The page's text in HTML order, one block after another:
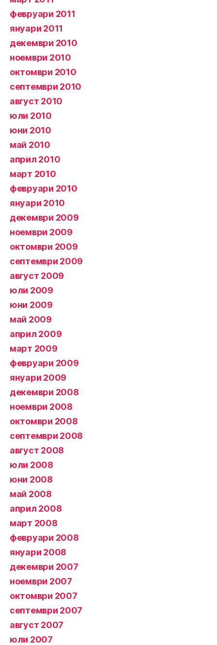
февруари 2011
януари 2011
декември 2010
ноември 2010
октомври 2010
септември 2010
август 2010
юли 2010
юни 2010
май 2010
април 2010
март 2010
февруари 2010
януари 2010
декември 2009
ноември 2009
октомври 2009
септември 2009
август 2009
юли 2009
юни 2009
май 2009
април 2009
март 2009
февруари 2009
януари 2009
декември 2008
ноември 2008
октомври 2008
септември 2008
август 2008
юли 2008
юни 2008
май 2008
април 2008
март 2008
февруари 2008
януари 2008
декември 2007
ноември 2007
октомври 2007
септември 2007
август 2007
юли 2007